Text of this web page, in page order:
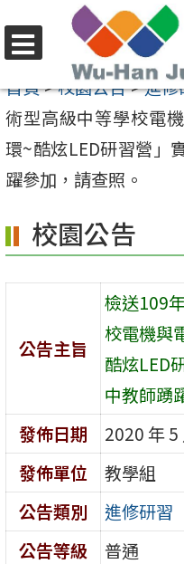
至
要
內
容
選
單
首頁>校園公告>進修
術型高級中等學校電
環~酷炫LED研習營」
躍參加，請查照。
校園公告
公告主旨
檢送109
校電機與
酷炫LED
中教師踴
發佈日期
2020 年 5
發佈單位
教學組
公告類別
進修研習
公告等級
普通